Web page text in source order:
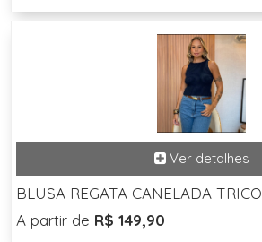
BLUSA REGATA CANELADA TRICO
A partir de R$ 149,90